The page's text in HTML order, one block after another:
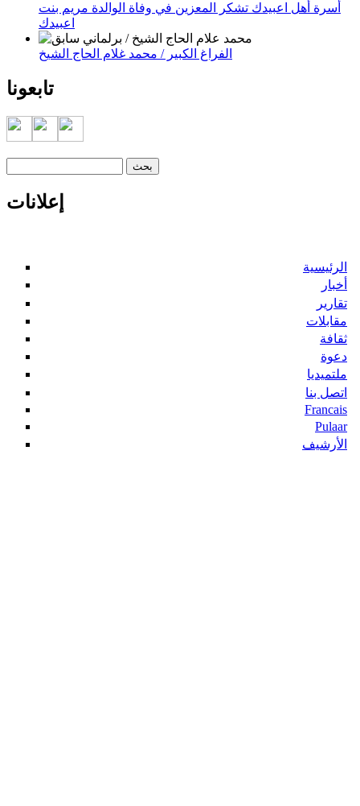
أسرة أهل اعبيدك تشكر المعزين في وفاة الوالدة مريم بنت
اعبيدك
الفراغ الكبير / محمد غلام الحاج الشيخ
تابعونا
إعلانات
الرئيسية
أخبار
تقارير
مقابلات
ثقافة
دعوة
ملتميديا
اتصل بنا
Francais
Pulaar
الأرشيف